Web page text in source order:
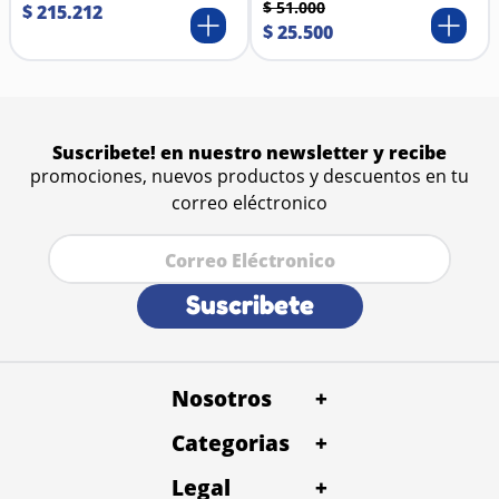
Cerdas metálicas de acero inoxidable con puntas
redondeadas.
Cerdas suaves de nylon o goma.
$215.212 $ 51.000
$25.500
Suscribete! en nuestro newsletter y recibe
promociones, nuevos productos y descuentos en tu
correo eléctronico
Suscribete
Nosotros
+
Quienes Somos
Petentrega Panamá
Categorias
+
Alimentos
Baño y Peluqueria
Legal
+